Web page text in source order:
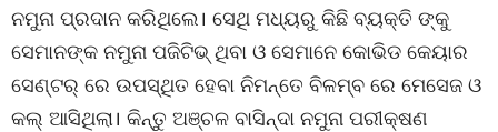
ନମୁନା ପ୍ରଦାନ କରିଥିଲେ। ସେଥି ମଧ୍ୟରୁ କିଛି ବ୍ୟକ୍ତି ଙ୍କୁ
ସେମାନଙ୍କ ନମୁନା ପଜିଟିଭ୍ ଥିବା ଓ ସେମାନେ କୋଭିଡ କେୟାର
ସେଣ୍ଟର୍ ରେ ଉପସ୍ଥିତ ହେବା ନିମନ୍ତେ ବିଳମ୍ବ ରେ ମେସେଜ ଓ
କଲ୍ ଆସିଥିଲା। କିନ୍ତୁ ଅଞ୍ଚଳ ବାସିନ୍ଦା ନମୁନା ପରୀକ୍ଷଣ